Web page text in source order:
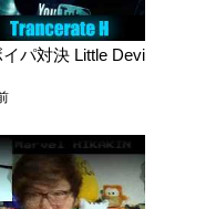
パ対決 Little Devi